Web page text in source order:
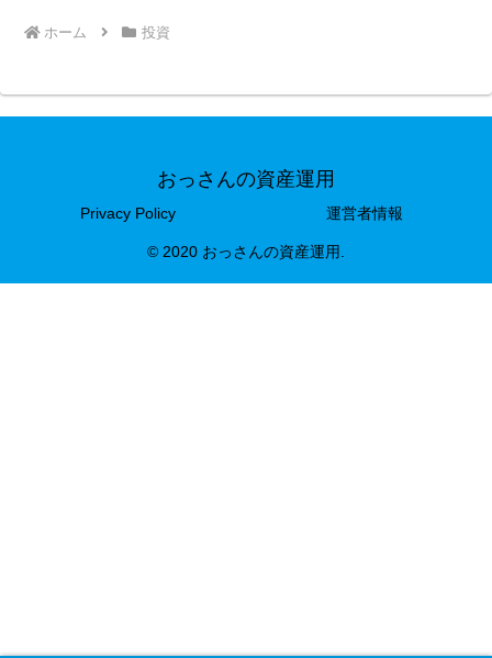
ホーム 投資
おっさんの資産運用
Privacy Policy 運営者情報
© 2020 おっさんの資産運用.